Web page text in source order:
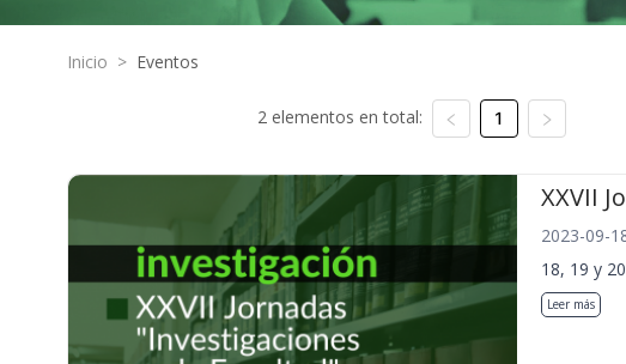
Inicio > Eventos
2 elementos en total: 1
XXVII
2023-09-
18, 19 y
Leer más